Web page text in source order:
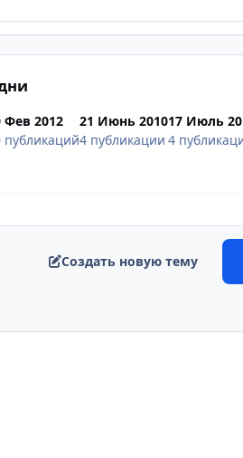
Фев 2012
публикаций
21 Июнь 2010
4 публикации
17 Июль
4
Создать новую тему